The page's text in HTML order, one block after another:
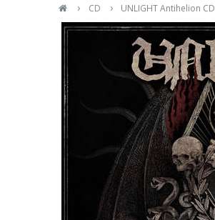
› CD › UNLIGHT Antihelion CD